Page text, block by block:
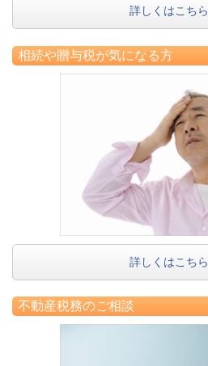
詳しくはこちら
相続や贈与税が気になる方
詳しくはこちら
不動産税務のご相談